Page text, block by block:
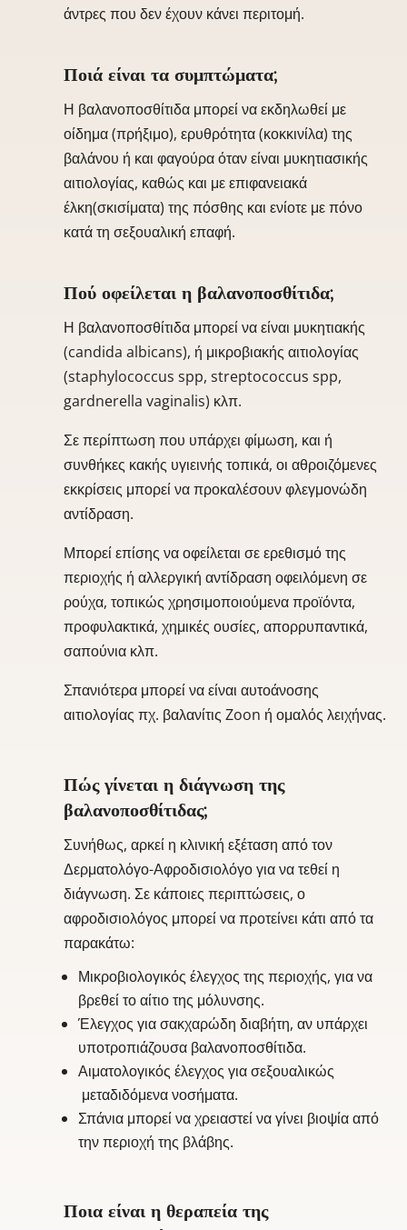
άντρες που δεν έχουν κάνει περιτομή.
Ποιά είναι τα συμπτώματα;
Η βαλανοποσθίτιδα μπορεί να εκδηλωθεί με
οίδημα (πρήξιμο), ερυθρότητα (κοκκινίλα) της
βαλάνου ή και φαγούρα όταν είναι μυκητιασικής
αιτιολογίας, καθώς και με επιφανειακά
έλκη(σκισίματα) της πόσθης και ενίοτε με πόνο
κατά τη σεξουαλική επαφή.
Πού οφείλεται η βαλανοποσθίτιδα;
Η βαλανοποσθίτιδα μπορεί να είναι μυκητιακής
(candida albicans), ή μικροβιακής αιτιολογίας
(staphylococcus spp, streptococcus spp,
gardnerella vaginalis) κλπ.
Σε περίπτωση που υπάρχει φίμωση, και ή
συνθήκες κακής υγιεινής τοπικά, οι αθροιζόμενες
εκκρίσεις μπορεί να προκαλέσουν φλεγμονώδη
αντίδραση.
Μπορεί επίσης να οφείλεται σε ερεθισμό της
περιοχής ή αλλεργική αντίδραση οφειλόμενη σε
ρούχα, τοπικώς χρησιμοποιούμενα προϊόντα,
προφυλακτικά, χημικές ουσίες, απορρυπαντικά,
σαπούνια κλπ.
Σπανιότερα μπορεί να είναι αυτοάνοσης
αιτιολογίας πχ. βαλανίτις Zoon ή ομαλός λειχήνας.
Πώς γίνεται η διάγνωση της
βαλανοποσθίτιδας;
Συνήθως, αρκεί η κλινική εξέταση από τον
Δερματολόγο-Αφροδισιολόγο για να τεθεί η
διάγνωση. Σε κάποιες περιπτώσεις, ο
αφροδισιολόγος μπορεί να προτείνει κάτι από τα
παρακάτω:
Μικροβιολογικός έλεγχος της περιοχής, για να
βρεθεί το αίτιο της μόλυνσης.
Έλεγχος για σακχαρώδη διαβήτη, αν υπάρχει
υποτροπιάζουσα βαλανοποσθίτιδα.
Αιματολογικός έλεγχος για σεξουαλικώς
μεταδιδόμενα νοσήματα.
Σπάνια μπορεί να χρειαστεί να γίνει βιοψία από
την περιοχή της βλάβης.
Ποια είναι η θεραπεία της